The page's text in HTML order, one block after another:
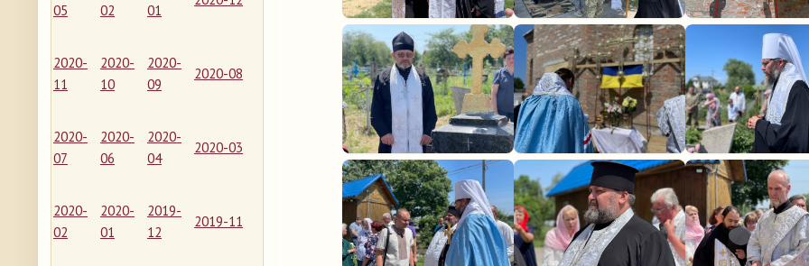
05 02 01
2020-
11
2020-
10
2020-
09
2020-08
2020-
07
2020-
06
2020-
04
2020-03
2020-
02
2020-
01
2019-
12
2019-11